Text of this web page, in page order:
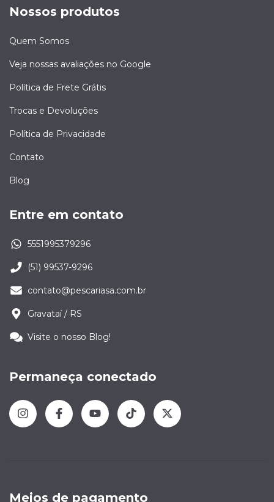
Nossos produtos
Quem Somos
Veja nossas avaliações no Google
Política de Frete Grátis
Trocas e Devoluções
Política de Privacidade
Contato
Blog
Entre em contato
5551995379296
(51) 99537-9296
contato@pescariasa.com.br
Gravataí / RS
Visite o nosso Blog!
Permaneça conectado
Meios de pagamento